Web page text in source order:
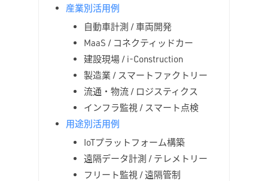
産業別活用例
自動車計測 / 車両開発
MaaS / コネクティッドカー
建設現場 / i-Construction
製造業 / スマートファクトリー
流通・物流 / ロジスティクス
インフラ監視 / スマート点検
用途別活用例
IoTプラットフォーム構築
遠隔データ計測 / テレメトリー
フリート監視 / 遠隔管制